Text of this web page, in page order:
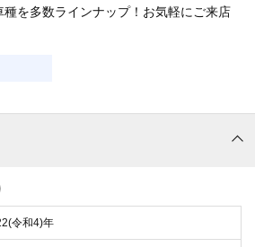
を多数ラインナップ！お気軽にご来店
令和4)年